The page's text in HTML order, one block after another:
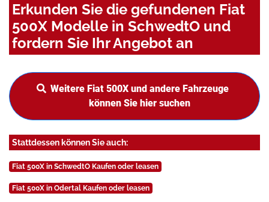
Erkunden Sie die gefundenen Fiat
500X Modelle in SchwedtO und
fordern Sie Ihr Angebot an
Weitere Fiat 500X und andere Fahrzeuge
können Sie hier suchen
Stattdessen können Sie auch:
Fiat 500X in SchwedtO Kaufen oder leasen
Fiat 500X in Odertal Kaufen oder leasen